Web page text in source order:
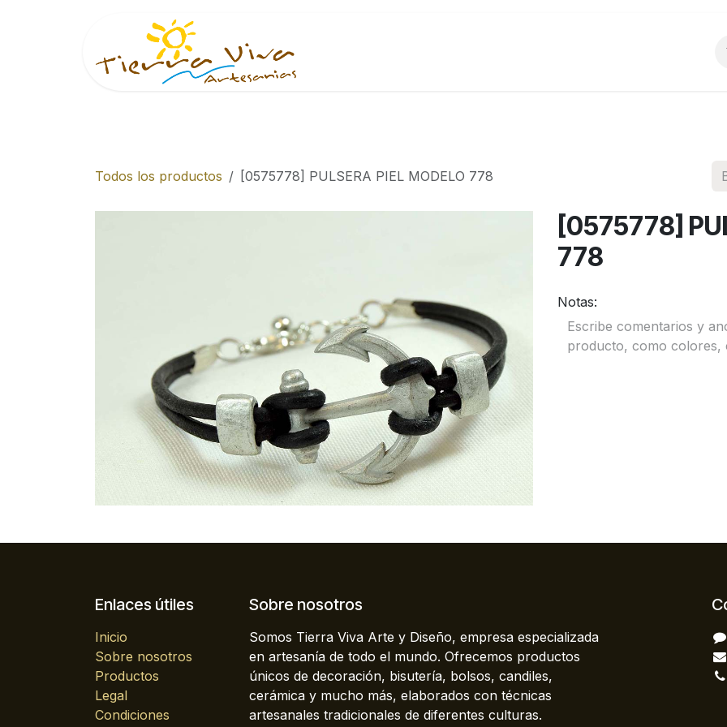
Preguntas
Todos los productos [0575778] PULSERA PIEL MODELO 778
[0575778]
778
Notas:
Enlaces útiles
Inicio
Sobre nosotros
Productos
Legal
Condiciones
Sobre nosotros
Somos Tierra Viva Arte y Diseño, empresa especializada
en artesanía de todo el mundo. Ofrecemos productos
únicos de decoración, bisutería, bolsos, candiles,
cerámica y mucho más, elaborados con técnicas
artesanales tradicionales de diferentes culturas.